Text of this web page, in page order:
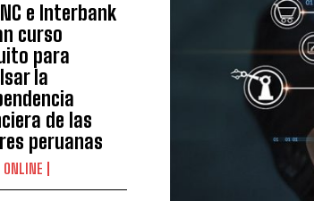
e Interbank
curso
para
la
de las
peruanas
ONLINE